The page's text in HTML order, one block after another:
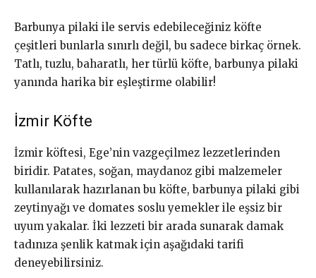
Barbunya pilaki ile servis edebileceğiniz köfte
çeşitleri bunlarla sınırlı değil, bu sadece birkaç örnek.
Tatlı, tuzlu, baharatlı, her türlü köfte, barbunya pilaki
yanında harika bir eşleştirme olabilir!
İzmir Köfte
İzmir köftesi, Ege’nin vazgeçilmez lezzetlerinden
biridir. Patates, soğan, maydanoz gibi malzemeler
kullanılarak hazırlanan bu köfte, barbunya pilaki gibi
zeytinyağı ve domates soslu yemekler ile eşsiz bir
uyum yakalar. İki lezzeti bir arada sunarak damak
tadınıza şenlik katmak için aşağıdaki tarifi
deneyebilirsiniz.